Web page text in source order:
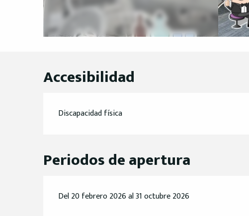
Accesibilidad
Discapacidad física
Periodos de apertura
Del 20 febrero 2026 al 31 octubre 2026